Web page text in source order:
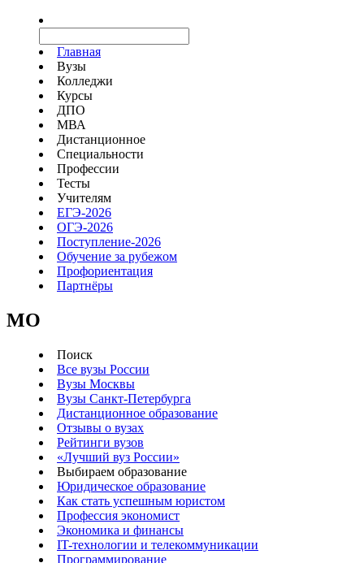
Главная
Вузы
Колледжи
Курсы
ДПО
МВА
Дистанционное
Специальности
Профессии
Тесты
Учителям
ЕГЭ-2026
ОГЭ-2026
Поступление-2026
Обучение за рубежом
Профориентация
Партнёры
MO
Поиск
Все вузы России
Вузы Москвы
Вузы Санкт-Петербурга
Дистанционное образование
Отзывы о вузах
Рейтинги вузов
«Лучший вуз России»
Выбираем образование
Юридическое образование
Как стать успешным юристом
Профессия экономист
Экономика и финансы
IT-технологии и телекоммуникации
Программирование